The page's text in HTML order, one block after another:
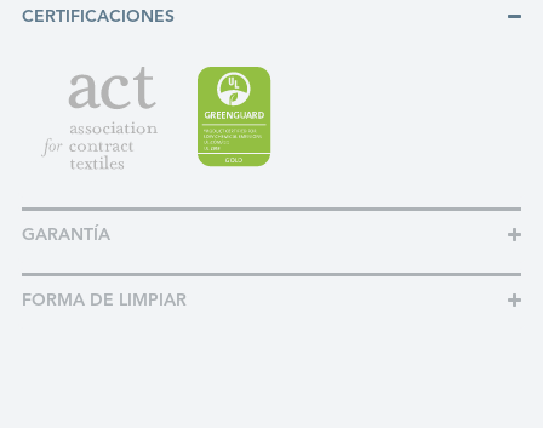
CERTIFICACIONES
GARANTÍA
FORMA DE LIMPIAR